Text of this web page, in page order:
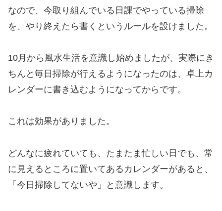
なので、今取り組んでいる日課でやっている掃除
を、やり終えたら書くというルールを設けました。
10月から風水生活を意識し始めましたが、実際にき
ちんと毎日掃除が行えるようになったのは、卓上カ
レンダーに書き込むようになってからです。
これは効果がありました。
どんなに疲れていても、たまたま忙しい日でも、常
に見えるところに置いてあるカレンダーがあると、
「今日掃除してないや」と意識します。